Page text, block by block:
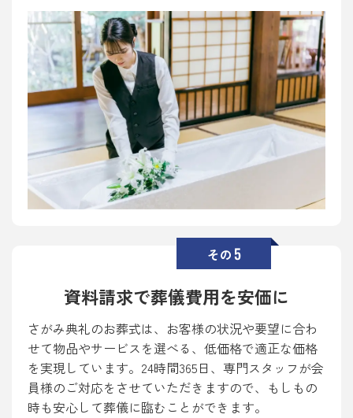
その5
資料請求で葬儀費用を安価に
さがみ典礼のお葬式は、お客様の状況や要望に合わ
せて物品やサービスを選べる、低価格で適正な価格
を実現しています。24時間365日、専門スタッフが会
員様のご対応をさせていただきますので、もしもの
時も安心して葬儀に臨むことができます。